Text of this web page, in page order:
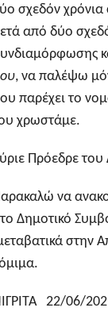
σχεδόν
από δύο
, να παλέψω
παρέχει το
χρωστάμε.
Πρόεδρε
να
Δημοτικό
στην
22/06/